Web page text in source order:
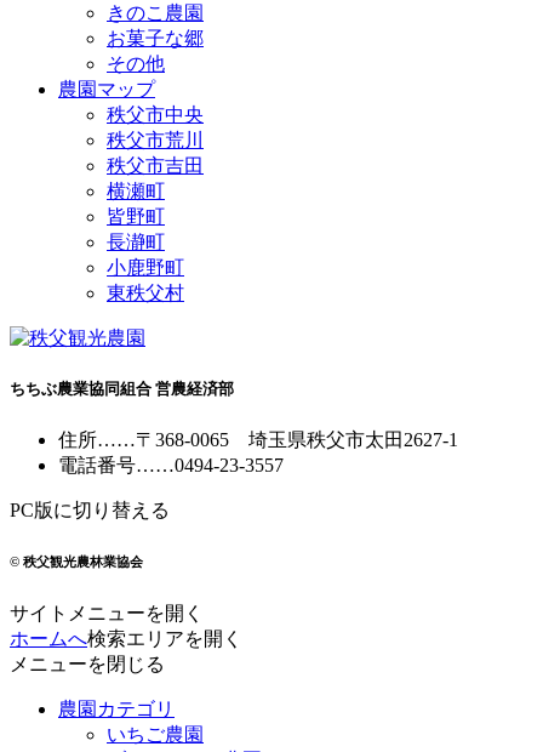
きのこ農園
お菓子な郷
その他
農園マップ
秩父市中央
秩父市荒川
秩父市吉田
横瀬町
皆野町
長瀞町
小鹿野町
東秩父村
ちちぶ農業協同組合 営農経済部
住所……〒368-0065 埼玉県秩父市太田2627-1
電話番号……0494-23-3557
PC版に切り替える
© 秩父観光農林業協会
サイトメニューを開く
ホームへ検索エリアを開く
メニューを閉じる
農園カテゴリ
いちご農園